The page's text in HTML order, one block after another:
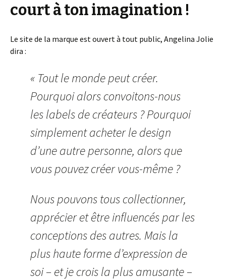
court à ton imagination !
Le site de la marque est ouvert à tout public, Angelina Jolie
dira :
« Tout le monde peut créer.
Pourquoi alors convoitons-nous
les labels de créateurs ? Pourquoi
simplement acheter le design
d’une autre personne, alors que
vous pouvez créer vous-même ?
Nous pouvons tous collectionner,
apprécier et être influencés par les
conceptions des autres. Mais la
plus haute forme d’expression de
soi – et je crois la plus amusante –